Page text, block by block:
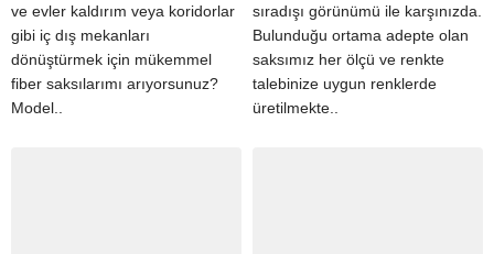
ve evler kaldırım veya koridorlar
gibi iç dış mekanları
dönüştürmek için mükemmel
fiber saksılarımı arıyorsunuz?
Model..
sıradışı görünümü ile karşınızda.
Bulunduğu ortama adepte olan
saksımız her ölçü ve renkte
talebinize uygun renklerde
üretilmekte..